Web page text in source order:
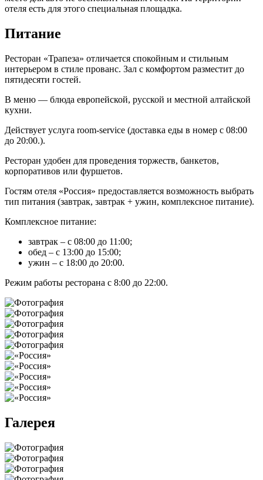
отеля есть для этого специальная площадка.
Питание
Ресторан «Трапеза» отличается спокойным и стильным
интерьером в стиле прованс. Зал с комфортом разместит до
пятидесяти гостей.
В меню — блюда европейской, русской и местной алтайской
кухни.
Действует услуга room-service (доставка еды в номер с 08:00
до 20:00.).
Ресторан удобен для проведения торжеств, банкетов,
корпоративов или фуршетов.
Гостям отеля «Россия» предоставляется возможность выбрать
тип питания (завтрак, завтрак + ужин, комплексное питание).
Комплексное питание:
завтрак – с 08:00 до 11:00;
обед – с 13:00 до 15:00;
ужин – с 18:00 до 20:00.
Режим работы ресторана с 8:00 до 22:00.
Галерея